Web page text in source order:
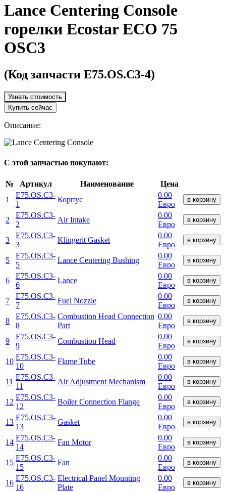
Lance Centering Console
горелки Ecostar ECO 75
OSC3
(Код запчасти E75.OS.C3-4)
Узнать стоимость
Купить сейчас
Описание:
С этой запчастью покупают:
№ Артикул Наименование
Цена
1
E75.OS.C3-
1
Корпус
0.00
Евро
в корзину
2
E75.OS.C3-
2
Air Intake
0.00
Евро
в корзину
3
E75.OS.C3-
3
Klingerit Gasket
0.00
Евро
в корзину
5
E75.OS.C3-
5
Lance Centering Bushing
0.00
Евро
в корзину
6
E75.OS.C3-
6
Lance
0.00
Евро
в корзину
7
E75.OS.C3-
7
Fuel Nozzle
0.00
Евро
в корзину
8
E75.OS.C3-
8
Combustion Head Connection
Part
0.00
Евро
в корзину
9
E75.OS.C3-
9
Combustion Head
0.00
Евро
в корзину
10
E75.OS.C3-
10
Flame Tube
0.00
Евро
в корзину
11
E75.OS.C3-
11
Air Adjustment Mechanism
0.00
Евро
в корзину
12
E75.OS.C3-
12
Boiler Connection Flange
0.00
Евро
в корзину
13
E75.OS.C3-
13
Gasket
0.00
Евро
в корзину
14
E75.OS.C3-
14
Fan Motor
0.00
Евро
в корзину
15
E75.OS.C3-
15
Fan
0.00
Евро
в корзину
16
E75.OS.C3-
16
Electrical Panel Mounting
Plate
0.00
Евро
в корзину